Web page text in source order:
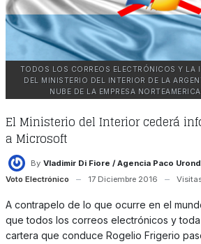
TODOS LOS CORREOS ELECTRÓNICOS Y LA
DEL MINISTERIO DEL INTERIOR DE LA
NUBE DE LA EMPRESA
El Ministerio del Interior cederá
a Microsoft
By Vladimir Di Fiore / Agencia Paco
Voto Electrónico
17 Diciembre 2016
A contrapelo de lo que ocurre en el
que todos los correos electrónicos y
cartera que conduce Rogelio Frigerio